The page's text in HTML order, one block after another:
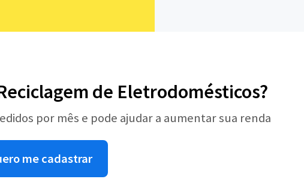
de Eletrodomésticos?
por mês e pode ajudar a aumentar sua renda
me cadastrar